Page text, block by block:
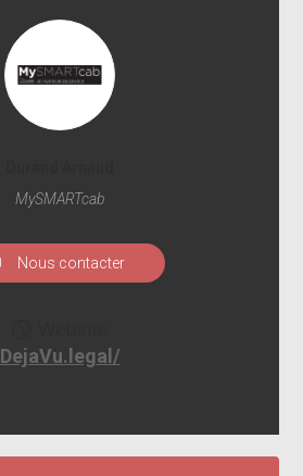
MySMARTcab
Nous contacter
DejaVu.legal/